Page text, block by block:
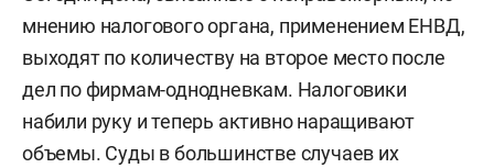
мнению налогового органа, применением ЕНВД,
выходят по количеству на второе место после
дел по фирмам-однодневкам. Налоговики
набили руку и теперь активно наращивают
объемы. Суды в большинстве случаев их